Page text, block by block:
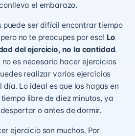
el embarazo.
puede ser difícil encontrar tiempo
no te preocupes por eso! Lo
del ejercicio, no la cantidad.
es necesario hacer ejercicios
realizar varios ejercicios
día. Lo ideal es que los hagas en
libre de diez minutos, ya
o antes de dormir.
ejercicio son muchos. Por